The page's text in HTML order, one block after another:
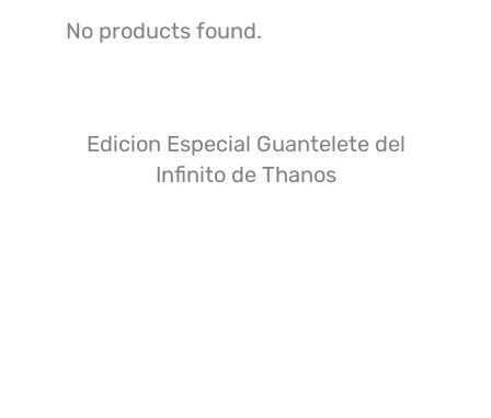
No products found.
Edicion Especial Guantelete del
Infinito de Thanos